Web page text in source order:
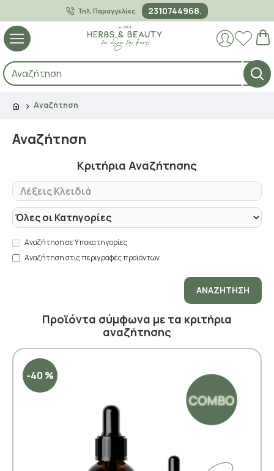
Τηλ. Παραγγελίες 2310744968.
Αναζήτηση
Αναζήτηση
Κριτήρια Αναζήτησης
Αναζήτηση σε Υποκατηγορίες
Αναζήτηση στις περιγραφές προϊόντων
ΑΝΑΖΉΤΗΣΗ
Προϊόντα σύμφωνα με τα κριτήρια
αναζήτησης
-40 %